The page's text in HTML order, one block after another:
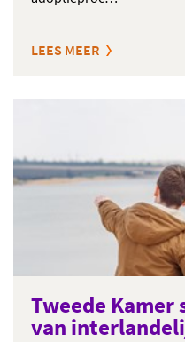
LEES MEER
Tweede
van